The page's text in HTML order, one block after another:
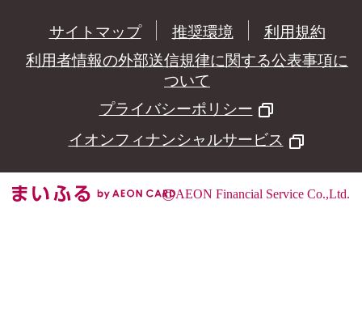
サイトマップ 推奨環境
利用規約
利用者情報の外部送信規律に関する公表事項に
ついて
プライバシーポリシー
イオンフィナンシャルサービス
©AEON Financial Service Co.,Ltd.